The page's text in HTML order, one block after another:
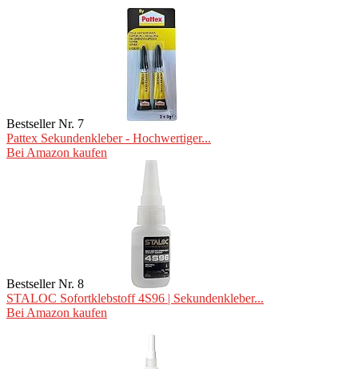
Bestseller Nr. 7
Pattex Sekundenkleber - Hochwertiger...
Bei Amazon kaufen
Bestseller Nr. 8
STALOC Sofortklebstoff 4S96 | Sekundenkleber...
Bei Amazon kaufen